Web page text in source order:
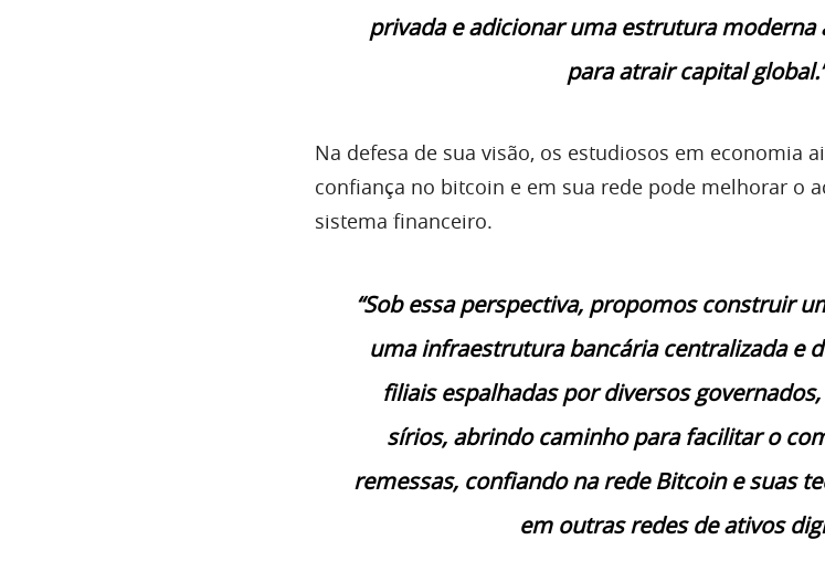
privada e adicionar uma estrutura moderna
para atrair capital
Na defesa de sua visão, os estudiosos em economia
confiança no bitcoin e em sua rede pode melhorar o
sistema financeiro.
“Sob essa perspectiva, propomos construir
uma infraestrutura bancária centralizada e
filiais espalhadas por diversos
sírios, abrindo caminho para facilitar o
remessas, confiando na rede Bitcoin e suas
em outras redes de ativos